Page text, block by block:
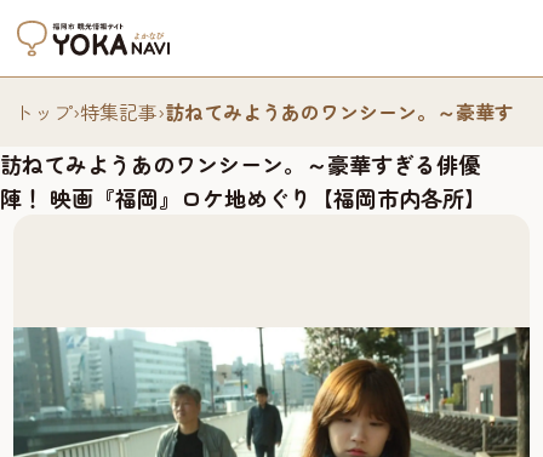
トップ›特集記事›訪ねてみようあのワンシーン。～豪華す
訪ねてみようあのワンシーン。～豪華すぎる俳優
陣！ 映画『福岡』ロケ地めぐり【福岡市内各所】